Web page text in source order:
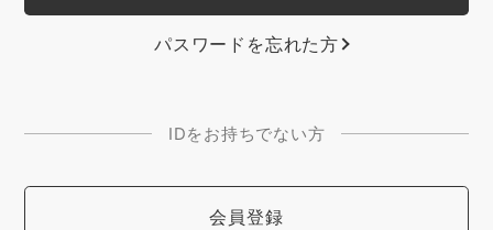
パスワードを忘れた方
IDをお持ちでない方
会員登録